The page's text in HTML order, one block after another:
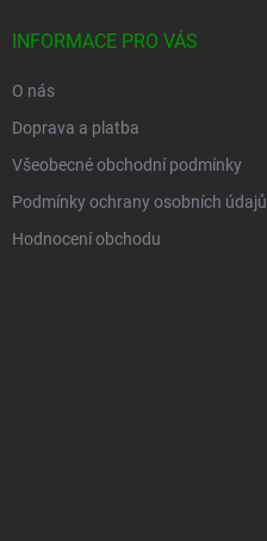
INFORMACE PRO VÁS
O nás
Doprava a platba
Všeobecné obchodní podmínky
Podmínky ochrany osobních údajů
Hodnocení obchodu